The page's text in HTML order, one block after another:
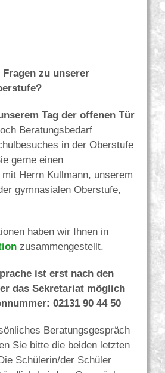
Fragen zu unserer
Tag der offenen Tür
Beratungsbedarf
in der Oberstufe
gerne einen
Herrn Kullmann, unserem
gymnasialen Oberstufe,
haben wir Ihnen in
zusammengestellt.
ist erst nach den
das Sekretariat möglich
02131 90 44 50
Beratungsgespräch
Sie bitte die beiden letzten
Schülerin/der Schüler